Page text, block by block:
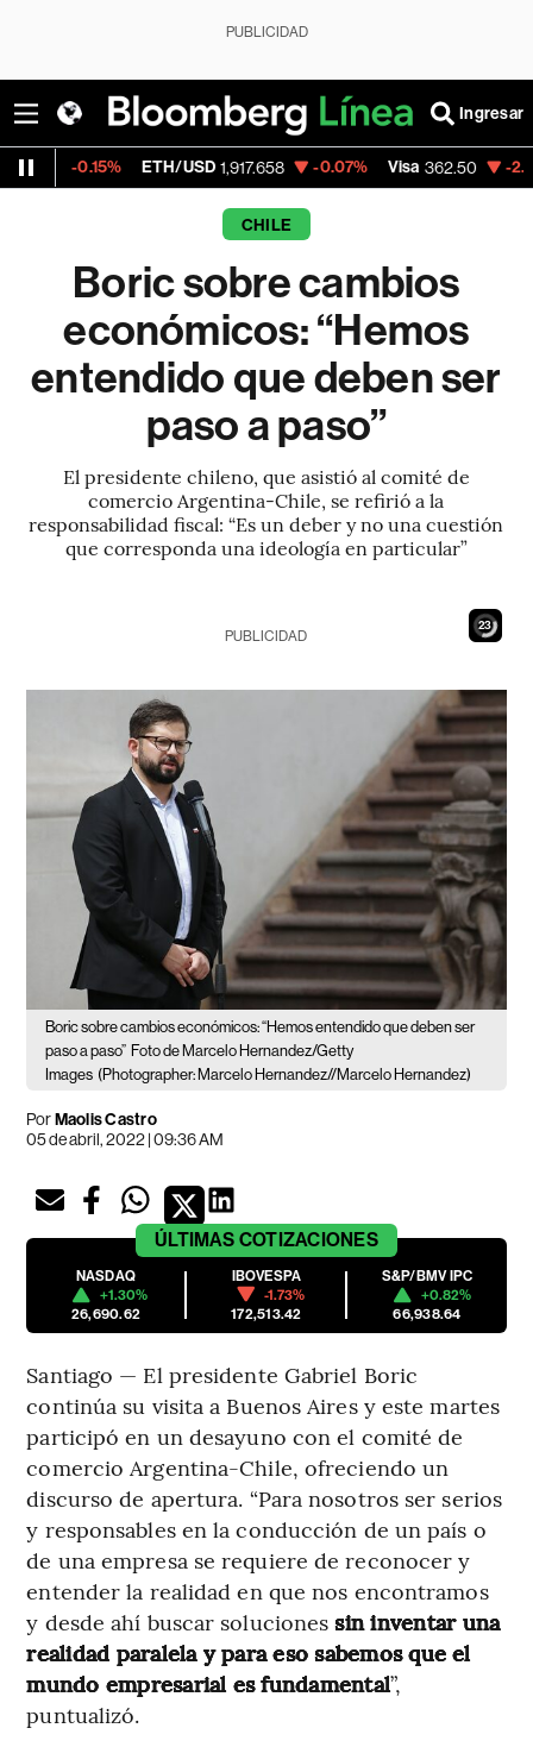
PUBLICIDAD
Ingresar
ETH/USD 1,917.658 -0.07% Visa 362.50 -2.15%
CHILE
Boric sobre cambios
económicos: “Hemos
entendido que deben ser
paso a paso”
El presidente chileno, que asistió al comité de
comercio Argentina-Chile, se refirió a la
responsabilidad fiscal: “Es un deber y no una cuestión
que corresponda una ideología en particular”
22
PUBLICIDAD
Boric sobre cambios económicos: “Hemos entendido que deben ser
paso a paso” Foto de Marcelo Hernandez/Getty
Images (Photographer: Marcelo Hernandez//Marcelo Hernandez)
PorMaolis Castro
05 de abril, 2022 | 09:36 AM
ÚLTIMAS COTIZACIONES
NASDAQ
+1.30%
26,690.62
IBOVESPA
-1.73%
172,513.42
S&P/BMV IPC
+0.82%
66,938.64
Santiago — El presidente Gabriel Boric
continúa su visita a Buenos Aires y este martes
participó en un desayuno con el comité de
comercio Argentina-Chile, ofreciendo un
discurso de apertura. “Para nosotros ser serios
y responsables en la conducción de un país o
de una empresa se requiere de reconocer y
entender la realidad en que nos encontramos
y desde ahí buscar solucionessin inventar una
realidad paralela y para eso sabemos que el
mundo empresarial es fundamental”,
puntualizó.